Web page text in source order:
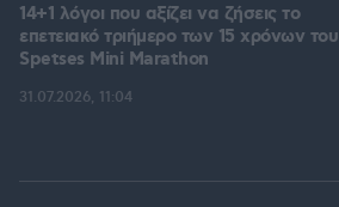
14+1 λόγοι που αξίζει να ζήσεις το
επετειακό τριήμερο των 15 χρόνων του
Spetses Mini Marathon
31.07.2026, 11:04